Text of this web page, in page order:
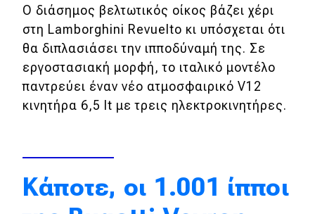
Νέα μοντέλα
Πρωτότυπα
Ελλάδα
Κόσμος
Τεχνολογία
Απόψεις
Ο διάσημος βελτωτικός οίκος βάζει χέρι
στη Lamborghini Revuelto κι υπόσχεται ότι
θα διπλασιάσει την ιπποδύναμή της. Σε
εργοστασιακή μορφή, το ιταλικό μοντέλο
παντρεύει έναν νέο ατμοσφαιρικό V12
κινητήρα 6,5 lt με τρεις ηλεκτροκινητήρες.
Κάποτε, οι 1.001 ίπποι